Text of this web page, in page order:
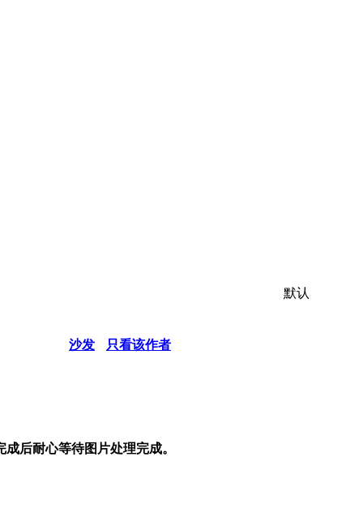
默认
沙发 只看该作者
成后耐心等待图片处理完成。